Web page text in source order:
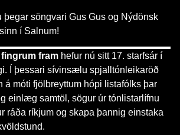
þegar söngvari Gus Gus og Nýdönsk
í Salnum!
fram hefur nú sitt 17. starfsár í
Í þessari sívinsælu spjalltónleikaröð
á móti fjölbreyttum hópi listafólks þar
einlæg samtöl, sögur úr tónlistarlífnu
ráða ríkjum og skapa þannig einstaka